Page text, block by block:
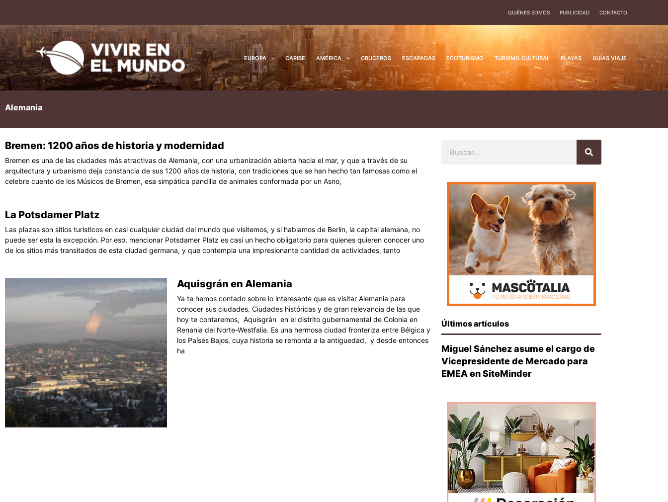
contenido
QUIÉNES SOMOS PUBLICIDAD CONTACTO
EUROPA CARIBE AMÉRICA CRUCEROS ESCAPADAS ECOTURISMO TURISMO CULTURAL PLAYAS GUÍAS VIAJE
Alemania
Bremen: 1200 años de historia y modernidad
Bremen es una de las ciudades más atractivas de Alemania, con una urbanización abierta hacia el mar, y que a través de su
arquitectura y urbanismo deja constancia de sus 1200 años de historia, con tradiciones que se han hecho tan famosas como el
celebre cuento de los Músicos de Bremen, esa simpática pandilla de animales conformada por un Asno,
La Potsdamer Platz
Las plazas son sitios turísticos en casi cualquier ciudad del mundo que visitemos, y si hablamos de Berlín, la capital alemana, no
puede ser esta la excepción. Por eso, mencionar Potsdamer Platz es casi un hecho obligatorio para quienes quieren conocer uno
de los sitios más transitados de esta ciudad germana, y que contempla una impresionante cantidad de actividades, tanto
Aquisgrán en Alemania
Ya te hemos contado sobre lo interesante que es visitar Alemania para
conocer sus ciudades. Ciudades históricas y de gran relevancia de las que
hoy te contaremos, Aquisgrán en el distrito gubernamental de Colonia en
Renania del Norte-Westfalia. Es una hermosa ciudad fronteriza entre Bélgica y
los Países Bajos, cuya historia se remonta a la antiguedad, y desde entonces
ha
Página
PáginaPágina
Últimos artículos
Miguel Sánchez asume el cargo de
Vicepresidente de Mercado para
EMEA en SiteMinder